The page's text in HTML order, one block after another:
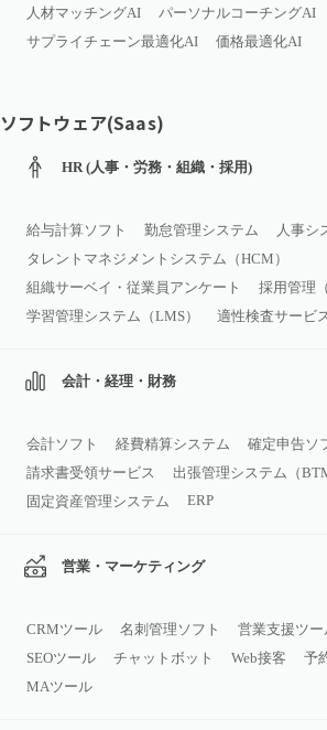
人材マッチングAI
パーソナルコーチングAI
サプライチェーン最適化AI
価格最適化AI
ソフトウェア(Saas)
HR (人事・労務・組織・採用)
給与計算ソフト 勤怠管理システム
人事シ
タレントマネジメントシステム（HCM）
組織サーベイ・従業員アンケート
採用管理（
学習管理システム（LMS）
適性検査サービ
会計・経理・財務
会計ソフト 経費精算システム
確定申告ソ
請求書受領サービス
出張管理システム（
固定資産管理システム
ERP
営業・マーケティング
CRMツール 名刺管理ソフト
営業支援ツー
SEOツール
チャットボット Web接客
予
MAツール